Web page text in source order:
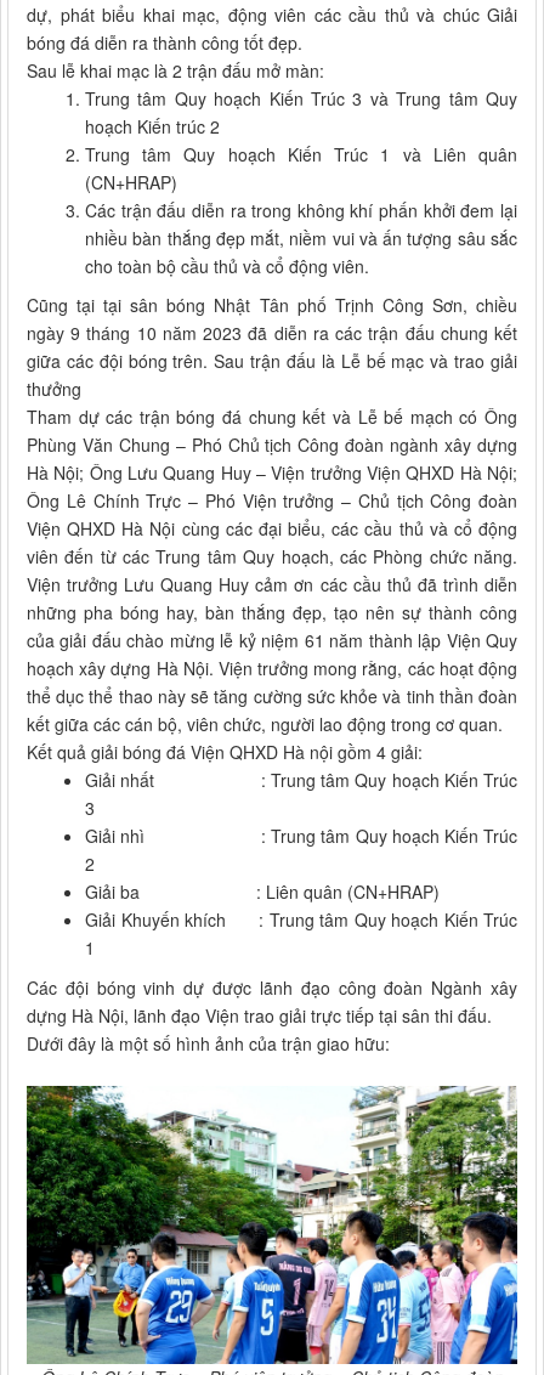
dự, phát biểu khai mạc, động viên các cầu thủ và chúc Giải
bóng đá diễn ra thành công tốt đẹp.
Sau lễ khai mạc là 2 trận đấu mở màn:
Trung tâm Quy hoạch Kiến Trúc 3 và Trung tâm Quy
hoạch Kiến trúc 2
Trung tâm Quy hoạch Kiến Trúc 1 và Liên quân
(CN+HRAP)
Các trận đấu diễn ra trong không khí phấn khởi đem lại
nhiều bàn thắng đẹp mắt, niềm vui và ấn tượng sâu sắc
cho toàn bộ cầu thủ và cổ động viên.
Cũng tại tại sân bóng Nhật Tân phố Trịnh Công Sơn, chiều
ngày 9 tháng 10 năm 2023 đã diễn ra các trận đấu chung kết
giữa các đội bóng trên. Sau trận đấu là Lễ bế mạc và trao giải
thưởng
Tham dự các trận bóng đá chung kết và Lễ bế mạch có Ông
Phùng Văn Chung – Phó Chủ tịch Công đoàn ngành xây dựng
Hà Nội; Ông Lưu Quang Huy – Viện trưởng Viện QHXD Hà Nội;
Ông Lê Chính Trực – Phó Viện trưởng – Chủ tịch Công đoàn
Viện QHXD Hà Nội cùng các đại biểu, các cầu thủ và cổ động
viên đến từ các Trung tâm Quy hoạch, các Phòng chức năng.
Viện trưởng Lưu Quang Huy cảm ơn các cầu thủ đã trình diễn
những pha bóng hay, bàn thắng đẹp, tạo nên sự thành công
của giải đấu chào mừng lễ kỷ niệm 61 năm thành lập Viện Quy
hoạch xây dựng Hà Nội. Viện trưởng mong rằng, các hoạt động
thể dục thể thao này sẽ tăng cường sức khỏe và tinh thần đoàn
kết giữa các cán bộ, viên chức, người lao động trong cơ quan.
Kết quả giải bóng đá Viện QHXD Hà nội gồm 4 giải:
Giải nhất : Trung tâm Quy hoạch Kiến Trúc
3
Giải nhì : Trung tâm Quy hoạch Kiến Trúc
2
Giải ba : Liên quân (CN+HRAP)
Giải Khuyến khích : Trung tâm Quy hoạch Kiến Trúc
1
Các đội bóng vinh dự được lãnh đạo công đoàn Ngành xây
dựng Hà Nội, lãnh đạo Viện trao giải trực tiếp tại sân thi đấu.
Dưới đây là một số hình ảnh của trận giao hữu: